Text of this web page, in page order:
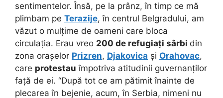
sentimentelor. Însă, pe la prânz, în timp ce mă
plimbam pe Terazije, în centrul Belgradului, am
văzut o mulțime de oameni care bloca
circulația. Erau vreo 200 de refugiați sârbi din
zona orașelor Prizren, Djakovica și Orahovac,
care protestau împotriva atitudinii guvernanților
față de ei. “După tot ce am pătimit înainte de
plecarea în bejenie, acum, în Serbia, nimeni nu